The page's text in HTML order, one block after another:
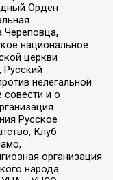
Орден
Череповца,
национальное
церкви
нелегальной
совести и о
Русское
Клуб
организация
народа